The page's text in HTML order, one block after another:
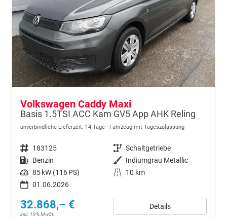
Volkswagen Caddy Maxi
Basis 1.5TSI ACC Kam GV5 App AHK Reling
unverbindliche Lieferzeit: 14 Tage Fahrzeug mit Tageszulassung
Fahrzeugnr. 183125 Getriebe Schaltgetriebe
Kraftstoff Benzin Außenfarbe Indiumgrau Metallic
Leistung 85 kW (116 PS) Kilometerstand
10 km
01.06.2026
32.868,– €
incl. 19% MwSt.
Details